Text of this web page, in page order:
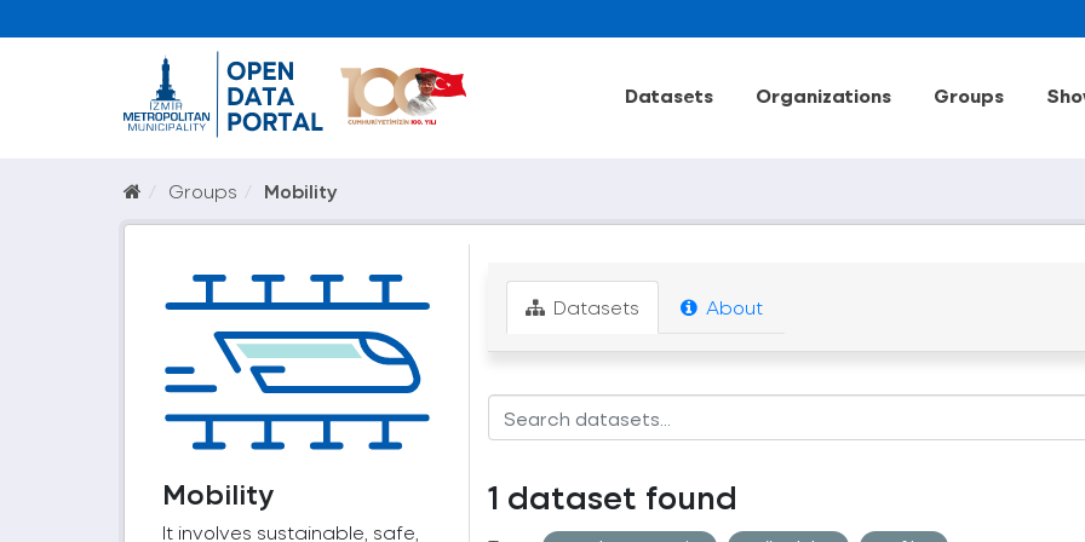
Datasets Organizations Groups
Groups Mobility
Mobility
It involves sustainable, safe,
Datasets About
1 dataset found